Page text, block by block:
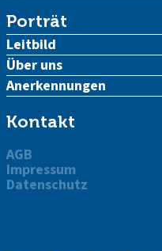
Porträt
Leitbild
Über uns
Anerkennungen
Kontakt
AGB
Impressum
Datenschutz